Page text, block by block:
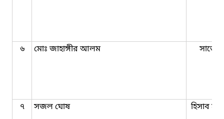
৬ মোঃ জাহাঙ্গীর আলম
৭ সজল ঘোষ হিসাব